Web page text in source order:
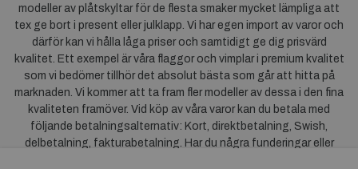
modeller av plåtskyltar för de flesta smaker mycket lämpliga att
tex ge bort i present eller julklapp. Vi har egen import av varor och
därför kan vi hålla låga priser och samtidigt ge dig prisvärd
kvalitet. Ett exempel är våra flaggor och vimplar i premium kvalitet
som vi bedömer tillhör det absolut bästa som går att hitta på
marknaden. Vi kommer att ta fram fler modeller av dessa i den fina
kvaliteten framöver. Vid köp av våra varor kan du betala med
följande betalningsalternativ: Kort, direktbetalning, Swish,
delbetalning, fakturabetalning. Har du några funderingar eller